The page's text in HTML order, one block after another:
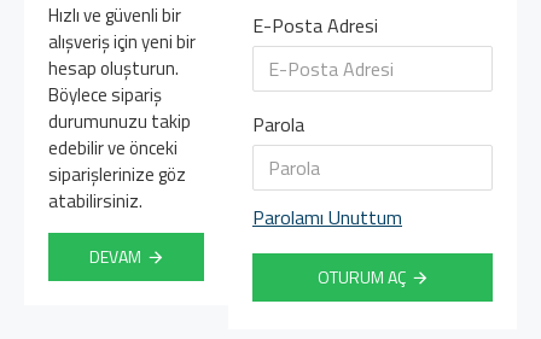
Hızlı ve güvenli bir
alışveriş için yeni bir
hesap oluşturun.
Böylece sipariş
durumunuzu takip
edebilir ve önceki
siparişlerinize göz
atabilirsiniz.
DEVAM
E-Posta Adresi
Parola
Parolamı Unuttum
OTURUM AÇ